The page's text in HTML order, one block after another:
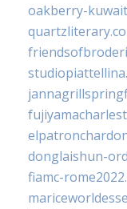
oakberry-
donglaishun-
fiamc-